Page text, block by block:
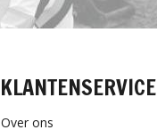
KLANTENSERVICE
Over ons